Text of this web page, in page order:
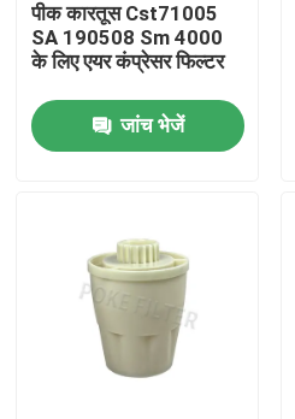
कारखाना भ्रमण
गुणवत्ता नियंत्रण
हाइड्रोलिक फ़िल्टर तत्व
तेल फ़िल्टर तत्व
पीक कारतूस Cst71005
SA 190508 Sm 4000
के लिए एयर कंप्रेसर फिल्टर
जांच भेजें